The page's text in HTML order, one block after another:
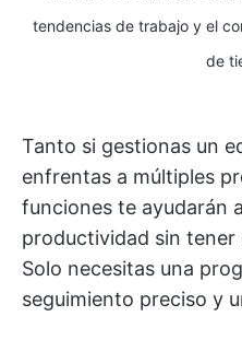
tendencias de trabajo y el
de
Tanto si gestionas un
enfrentas a múltiples
funciones te ayudarán
productividad sin tener
Solo necesitas una
seguimiento preciso y